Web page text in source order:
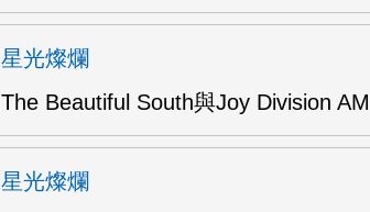
星光燦爛
The Beautiful South與Joy Division AM
星光燦爛